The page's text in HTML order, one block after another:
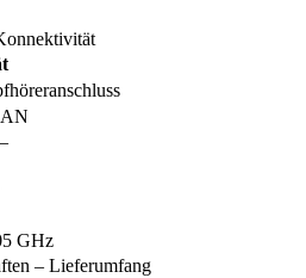
GHz
– Lieferumfang